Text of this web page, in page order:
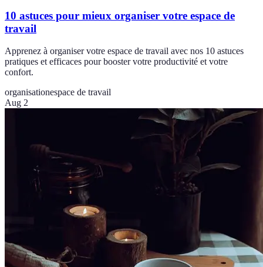
10 astuces pour mieux organiser votre espace de
travail
Apprenez à organiser votre espace de travail avec nos 10 astuces
pratiques et efficaces pour booster votre productivité et votre
confort.
organisationespace de travail
Aug 2